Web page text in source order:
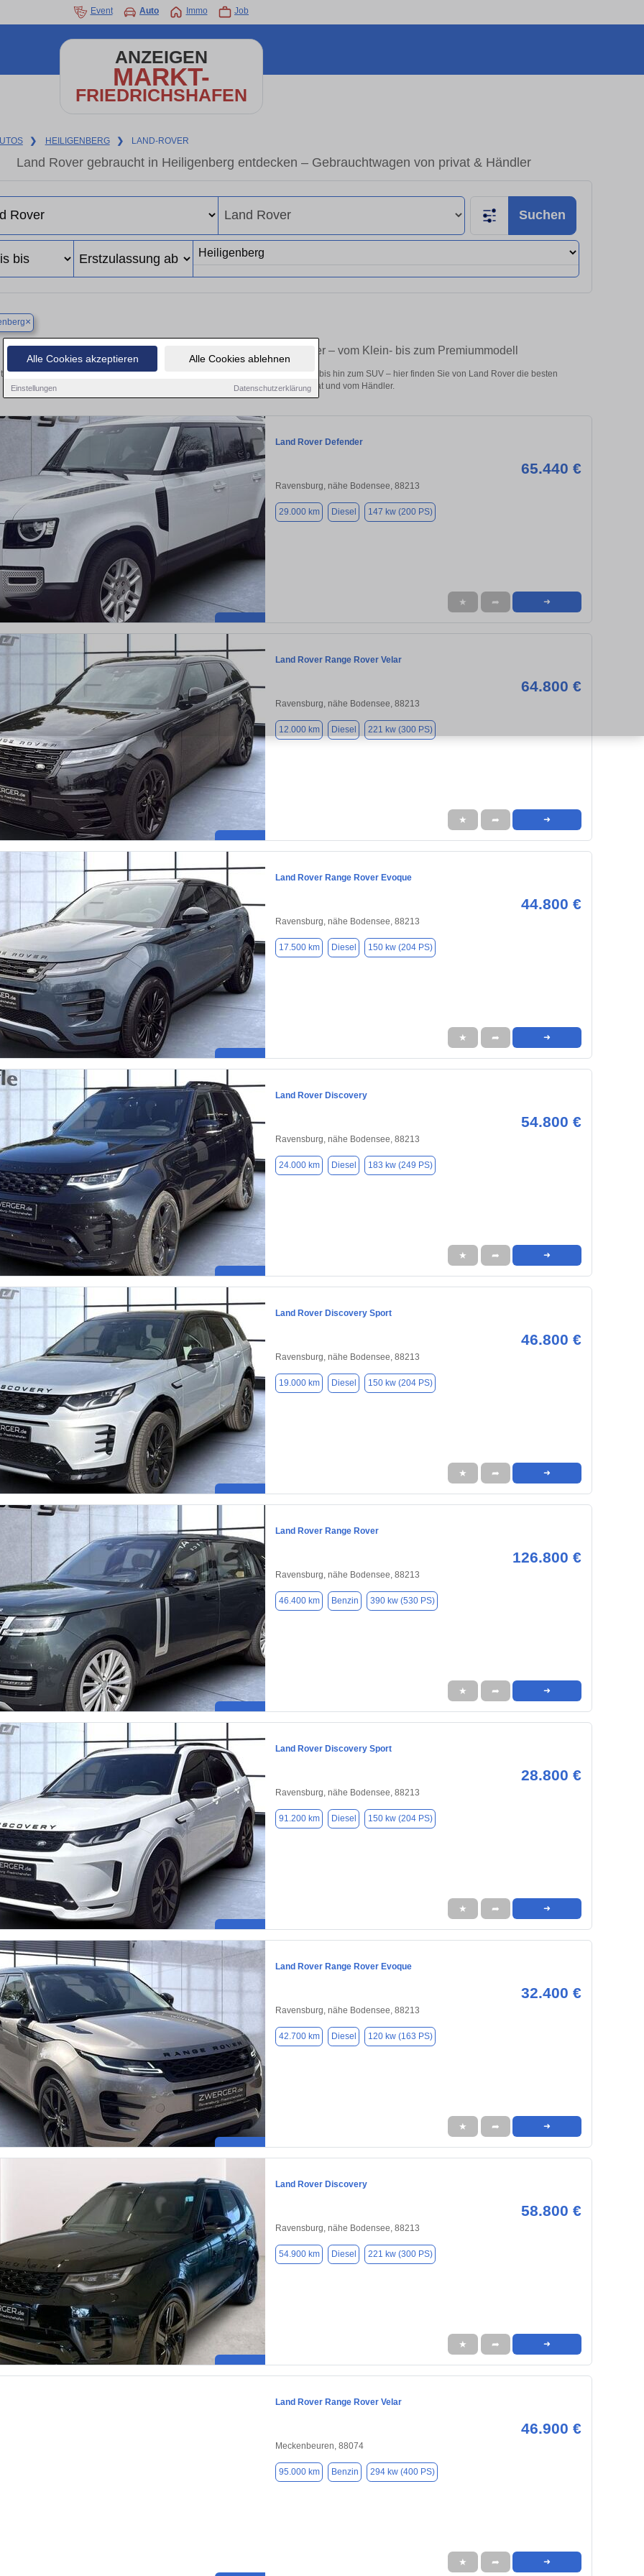
Alle Cookies akzeptieren Alle Cookies ablehnen
Einstellungen Datenschutzerklärung
Event Auto Immo Job
ANZEIGEN
MARKT-
FRIEDRICHSHAFEN
❯ HEILIGENBERG ❯ LAND-ROVER
Land Rover gebraucht in Heiligenberg entdecken – Gebrauchtwagen von privat & Händler
Suchen
×
Finden Sie in Heiligenberg Ihren gebrauchten Land Rover – vom Klein- bis zum Premiummodell
Sie in Heiligenberg gebrauchte Land Rover Fahrzeuge. Von Kleinwagen bis hin zum SUV – hier finden Sie von Land Rover die besten
Gebrauchtwagen in Heiligenberg von privat und vom Händler.
Land Rover Defender
65.440 €
Ravensburg, nähe Bodensee, 88213
29.000 km Diesel 147 kw (200 PS)
★ ➦ ➜
Land Rover Range Rover Velar
64.800 €
Ravensburg, nähe Bodensee, 88213
12.000 km Diesel 221 kw (300 PS)
★ ➦ ➜
Land Rover Range Rover Evoque
44.800 €
Ravensburg, nähe Bodensee, 88213
17.500 km Diesel 150 kw (204 PS)
★ ➦ ➜
Land Rover Discovery
54.800 €
Ravensburg, nähe Bodensee, 88213
24.000 km Diesel 183 kw (249 PS)
★ ➦ ➜
Land Rover Discovery Sport
46.800 €
Ravensburg, nähe Bodensee, 88213
19.000 km Diesel 150 kw (204 PS)
★ ➦ ➜
Land Rover Range Rover
126.800 €
Ravensburg, nähe Bodensee, 88213
46.400 km Benzin 390 kw (530 PS)
★ ➦ ➜
Land Rover Discovery Sport
28.800 €
Ravensburg, nähe Bodensee, 88213
91.200 km Diesel 150 kw (204 PS)
★ ➦ ➜
Land Rover Range Rover Evoque
32.400 €
Ravensburg, nähe Bodensee, 88213
42.700 km Diesel 120 kw (163 PS)
★ ➦ ➜
Land Rover Discovery
58.800 €
Ravensburg, nähe Bodensee, 88213
54.900 km Diesel 221 kw (300 PS)
★ ➦ ➜
Land Rover Range Rover Velar
46.900 €
Meckenbeuren, 88074
95.000 km Benzin 294 kw (400 PS)
★ ➦ ➜